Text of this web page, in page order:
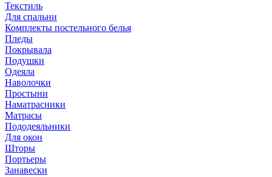
Текстиль
Для спальни
Комплекты постельного белья
Пледы
Покрывала
Подушки
Одеяла
Наволочки
Простыни
Наматрасники
Матрасы
Пододеяльники
Для окон
Шторы
Портьеры
Занавески